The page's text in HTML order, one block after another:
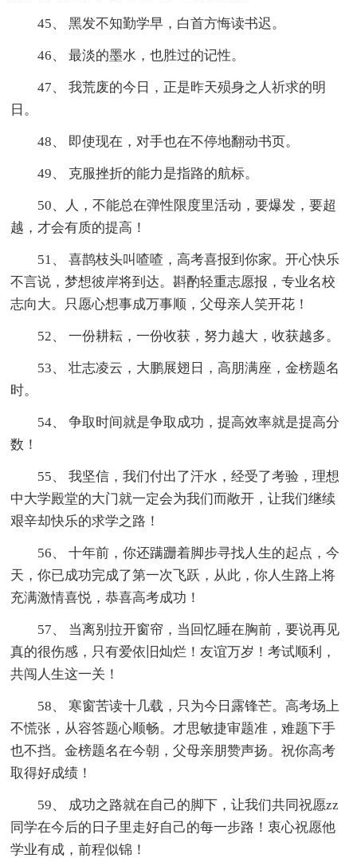
45、 黑发不知勤学早，白首方悔读书迟。
46、 最淡的墨水，也胜过的记性。
47、 我荒废的今日，正是昨天殒身之人祈求的明
日。
48、 即使现在，对手也在不停地翻动书页。
49、 克服挫折的能力是指路的航标。
50、人，不能总在弹性限度里活动，要爆发，要超
越，才会有质的提高！
51、 喜鹊枝头叫喳喳，高考喜报到你家。开心快乐
不言说，梦想彼岸将到达。斟酌轻重志愿报，专业名校
志向大。只愿心想事成万事顺，父母亲人笑开花！
52、 一份耕耘，一份收获，努力越大，收获越多。
53、 壮志凌云，大鹏展翅日，高朋满座，金榜题名
时。
54、 争取时间就是争取成功，提高效率就是提高分
数！
55、 我坚信，我们付出了汗水，经受了考验，理想
中大学殿堂的大门就一定会为我们而敞开，让我们继续
艰辛却快乐的求学之路！
56、 十年前，你还蹒跚着脚步寻找人生的起点，今
天，你已成功完成了第一次飞跃，从此，你人生路上将
充满激情喜悦，恭喜高考成功！
57、 当离别拉开窗帘，当回忆睡在胸前，要说再见
真的很伤感，只有爱依旧灿烂！友谊万岁！考试顺利，
共闯人生这一关！
58、 寒窗苦读十几载，只为今日露锋芒。高考场上
不慌张，从容答题心顺畅。才思敏捷审题准，难题下手
也不挡。金榜题名在今朝，父母亲朋赞声扬。祝你高考
取得好成绩！
59、 成功之路就在自己的脚下，让我们共同祝愿zz
同学在今后的日子里走好自己的每一步路！衷心祝愿他
学业有成，前程似锦！